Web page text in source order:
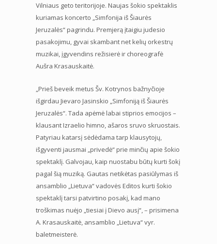
Vilniaus geto teritorijoje. Naujas šokio spektaklis
kuriamas koncerto „Simfonija iš Šiaurės
Jeruzalės“ pagrindu. Premjerą įtaigiu judesio
pasakojimu, gyvai skambant net kelių orkestrų
muzikai, įgyvendins režisierė ir choreografė
Aušra Krasauskaitė.
„Prieš beveik metus Šv. Kotrynos bažnyčioje
išgirdau Jievaro Jasinskio „Simfoniją iš Šiaurės
Jeruzalės“. Tada apėmė labai stiprios emocijos –
klausant Izraelio himno, ašaros sruvo skruostais.
Patyriau katarsį sėdėdama tarp klausytojų,
išgyventi jausmai „privedė“ prie minčių apie šokio
spektaklį. Galvojau, kaip nuostabu būtų kurti šokį
pagal šią muziką. Gautas netikėtas pasiūlymas iš
ansamblio „Lietuva“ vadovės Editos kurti šokio
spektaklį tarsi patvirtino posakį, kad mano
troškimas nuėjo „tiesiai į Dievo ausį“, – prisimena
A. Krasauskaitė, ansamblio „Lietuva“ vyr.
baletmeisterė.